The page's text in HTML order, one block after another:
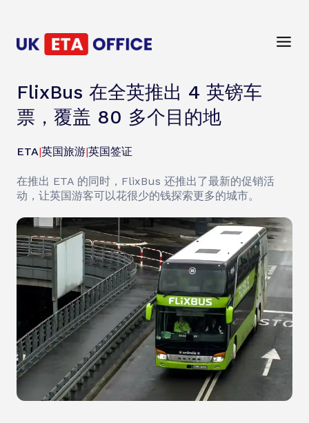
FlixBus 在全英推出 4 英镑车
票，覆盖 80 多个目的地
ETA|英国旅游|英国签证
在推出 ETA 的同时，FlixBus 还推出了最新的促销活
动，让英国游客可以花很少的钱探索更多的城市。